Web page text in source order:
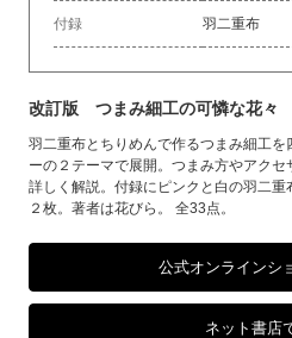
付録 羽二重布
改訂版 つまみ細工の可憐な花々
羽二重布とちりめんで作るつまみ細工を
ーの２テーマで展開。つまみ方やアク
詳しく解説。付録にピンクと白の羽二
２枚。著者は花びら。 全33点。
公式オンラインシ
ネット書店